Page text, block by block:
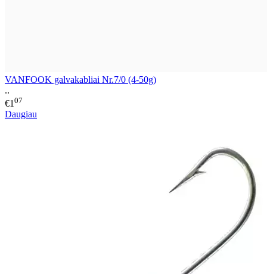
VANFOOK galvakabliai Nr.7/0 (4-50g)
..
€1 07
Daugiau